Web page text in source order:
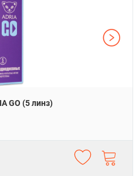
GO (5 линз)